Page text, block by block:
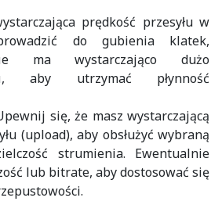
prędkość przesyłu w
do gubienia klatek,
ma wystarczająco dużo
aby utrzymać płynność
się, że masz wystarczającą
(upload), aby obsłużyć wybraną
strumienia. Ewentualnie
lub bitrate, aby dostosować się